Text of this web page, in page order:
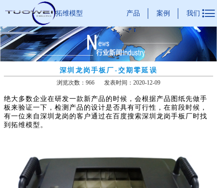
拓维模型 产品 案例 我们 
深圳龙岗手板厂-交期零延误
浏览次数：966 发表时间：2020-12-09
绝大多数企业在研发一款新产品的时候，会根据产品图纸先做手
板来验证一下，检测产品的设计是否具有可行性，在前段时候，
有一位来自深圳龙岗的客户通过在百度搜索深圳龙岗手板厂时找
到拓维模型。